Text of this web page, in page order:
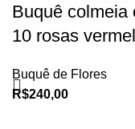
Buquê colmeia
10 rosas
Buquê de Flores
R$240,00